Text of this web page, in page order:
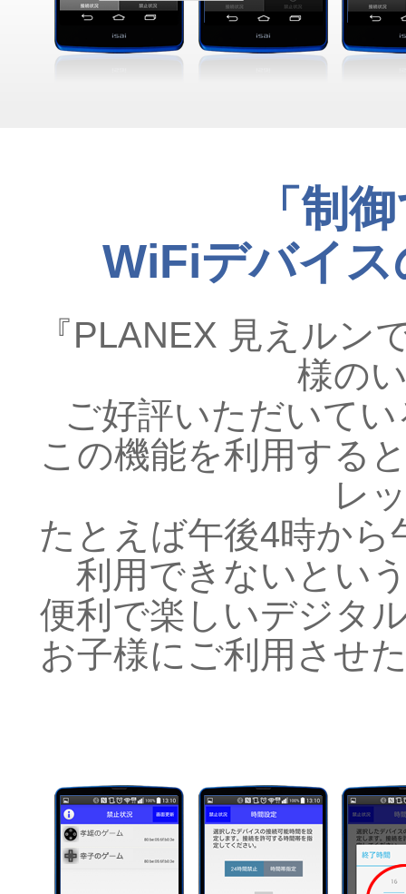
「制
WiFiデバイス
『PLANEX 見えルン
様の
ご好評いただいてい
この機能を利用する
レ
たとえば午後4時か
利用できないとい
便利で楽しいデジタ
お子様にご利用させ